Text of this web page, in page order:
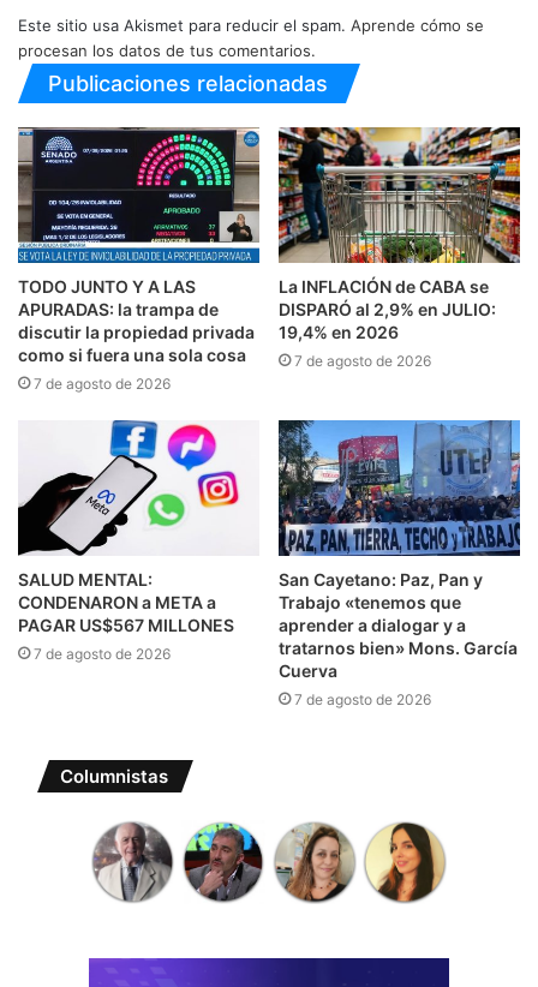
Este sitio usa Akismet para reducir el spam. Aprende cómo se
procesan los datos de tus comentarios.
Publicaciones relacionadas
TODO JUNTO Y A LAS
APURADAS: la trampa de
discutir la propiedad privada
como si fuera una sola cosa
7 de agosto de 2026
La INFLACIÓN de CABA se
DISPARÓ al 2,9% en JULIO:
19,4% en 2026
7 de agosto de 2026
SALUD MENTAL:
CONDENARON a META a
PAGAR US$567 MILLONES
7 de agosto de 2026
San Cayetano: Paz, Pan y
Trabajo «tenemos que
aprender a dialogar y a
tratarnos bien» Mons. García
Cuerva
7 de agosto de 2026
Columnistas